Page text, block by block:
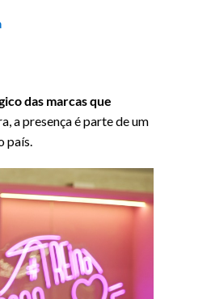
das marcas que
a presença é parte de um
país.